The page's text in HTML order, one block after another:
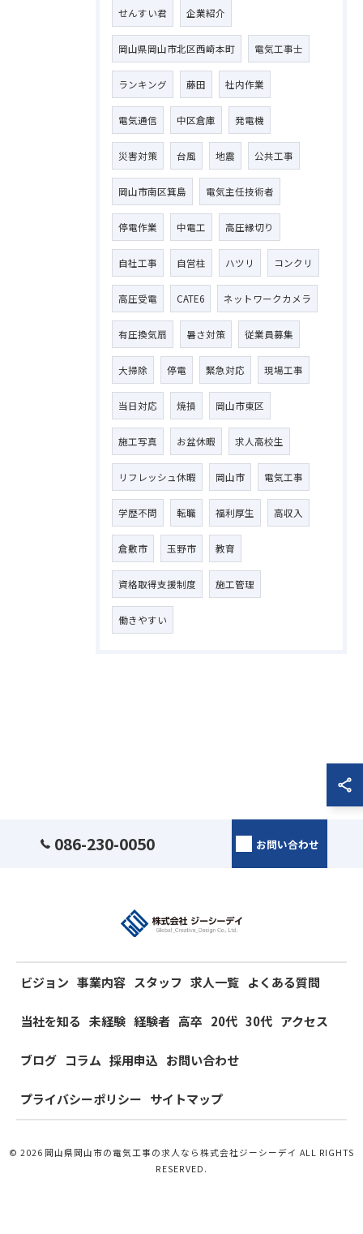
せんすい君 企業紹介
岡山県岡山市北区西崎本町 電気工事士
ランキング 藤田 社内作業
電気通信 中区倉庫 発電機
災害対策 台風 地震 公共工事
岡山市南区箕島 電気主任技術者
停電作業 中電工 高圧縁切り
自社工事 自営柱 ハツリ コンクリ
高圧受電 CATE6 ネットワークカメラ
有圧換気扇 暑さ対策 従業員募集
大掃除 停電 緊急対応 現場工事
当日対応 焼損 岡山市東区
施工写真 お盆休暇 求人高校生
リフレッシュ休暇 岡山市 電気工事
学歴不問 転職 福利厚生 高収入
倉敷市 玉野市 教育
資格取得支援制度 施工管理
働きやすい
086-230-0050 お問い合わせ
ビジョン 事業内容 スタッフ 求人一覧 よくある質問
当社を知る 未経験 経験者 高卒 20代 30代 アクセス
ブログ コラム 採用申込 お問い合わせ
プライバシーポリシー サイトマップ
© 2026 岡山県岡山市の電気工事の求人なら株式会社ジーシーデイ ALL RIGHTS
RESERVED.